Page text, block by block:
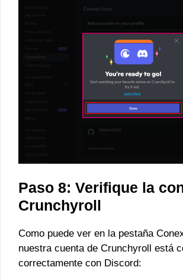
Paso 8: Verifique la
Crunchyroll
Como puede ver en la pestaña
nuestra cuenta de Crunchyroll está
correctamente con Discord: